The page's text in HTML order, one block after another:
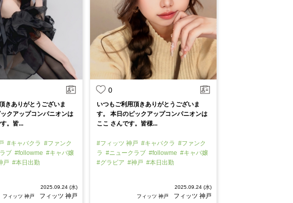
きありがとうございま
クアップコンパニオンは
。皆...
#キャバクラ #ファンク
ブ #followme #キャバ嬢
戸 #本日出勤
2025.09.24 (水)
フィッツ 神戸
フィッツ 神戸
0
いつもご利用頂きありがとうございま
す。 本日のピックアップコンパニオンは
ここ さんです。皆様...
#フィッツ 神戸 #キャバクラ #ファンク
ラ #ニュークラブ #followme #キャバ嬢
#グラビア #神戸 #本日出勤
2025.09.24 (水)
フィッツ 神戸
フィッツ 神戸